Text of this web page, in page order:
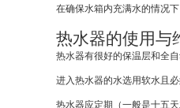
在确保水箱内充满水的情况
热水器的使用与
热水器有很好的保温层和全
进入热水器的水选用软水且
热水器应定期（一般是十五